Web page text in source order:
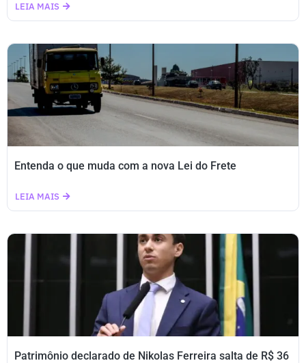
LEIA MAIS
Entenda o que muda com a nova Lei do Frete
LEIA MAIS
Patrimônio declarado de Nikolas Ferreira salta de R$ 36